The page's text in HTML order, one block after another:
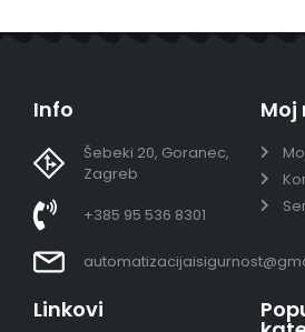
Info
Šebeki 20, Goranec,
Zagreb
+385 95 536 8301
Moj
Linkovi